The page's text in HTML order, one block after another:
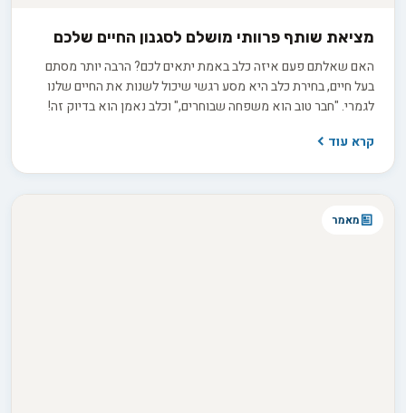
מציאת שותף פרוותי מושלם לסגנון החיים שלכם
האם שאלתם פעם איזה כלב באמת יתאים לכם? הרבה יותר מסתם
בעל חיים, בחירת כלב היא מסע רגשי שיכול לשנות את החיים שלנו
לגמרי. "חבר טוב הוא משפחה שבוחרים," וכלב נאמן הוא בדיוק זה!
ולבריאות שלכם.
קרא עוד
מאמר